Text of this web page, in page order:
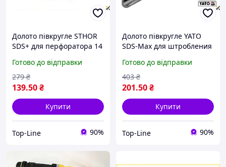
Долото півкругле STHOR
SDS+ для перфоратора 14
штробления стен
Готово до відправки
139.50₴
279 ₴
Купити
Top-Line 90%
Долото півкругле YATO
SDS-Max для штробления
330 мм 26 мм
Готово до відправки
201.50₴
403 ₴
Купити
Top-Line 90%